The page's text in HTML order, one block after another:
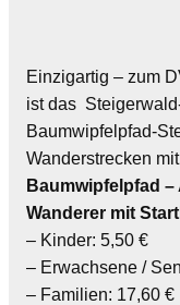
Einzigartig – zum
ist das
Baumwipfelpfad-
Wanderstrecken
Baumwipfelpfad
Wanderer mit
– Kinder: 5,50 €
– Erwachsene /
– Familien: 17,60 €